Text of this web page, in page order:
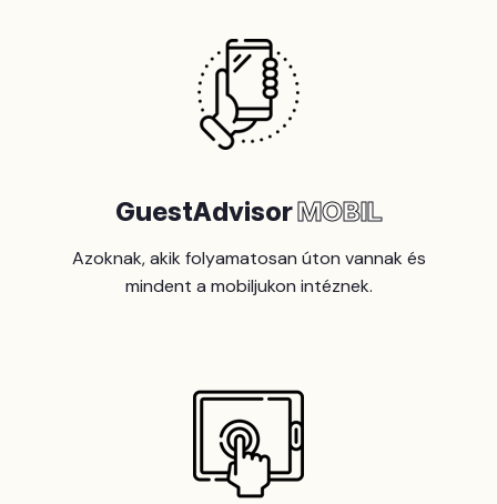
GuestAdvisorMOBIL
Azoknak, akik folyamatosan úton vannak és
mindent a mobiljukon intéznek.